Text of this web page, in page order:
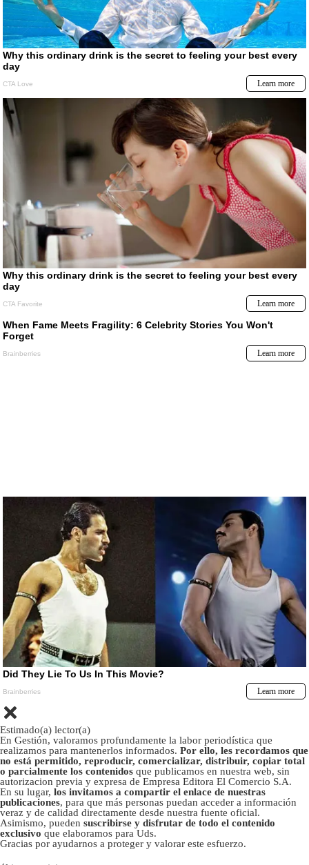
Estimado(a) lector(a)
En Gestión, valoramos profundamente la labor periodística que
realizamos para mantenerlos informados. Por ello, les recordamos que
no está permitido, reproducir, comercializar, distribuir, copiar total
o parcialmente los contenidos que publicamos en nuestra web, sin
autorizacion previa y expresa de Empresa Editora El Comercio S.A.
En su lugar, los invitamos a compartir el enlace de nuestras
publicaciones, para que más personas puedan acceder a información
veraz y de calidad directamente desde nuestra fuente oficial.
Asimismo, pueden suscribirse y disfrutar de todo el contenido
exclusivo que elaboramos para Uds.
Gracias por ayudarnos a proteger y valorar este esfuerzo.